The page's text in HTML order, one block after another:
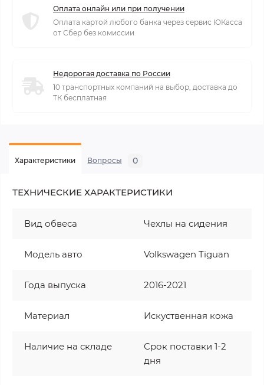
Оплата онлайн или при получении
Оплата картой любого банка через сервис ЮКасса
от Сбер без комиссии
Недорогая доставка по России
10 транспортных компаний на выбор, доставка до
ТК бесплатная
Характеристики Вопросы 0
ТЕХНИЧЕСКИЕ ХАРАКТЕРИСТИКИ
Вид обвеса Чехлы на сидения
Модель авто Volkswagen Tiguan
Года выпуска 2016-2021
Материал Искуственная кожа
Наличие на складе
Срок поставки 1-2
дня